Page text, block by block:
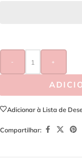
- +
Adicionar à Lista de
Compartilhar: